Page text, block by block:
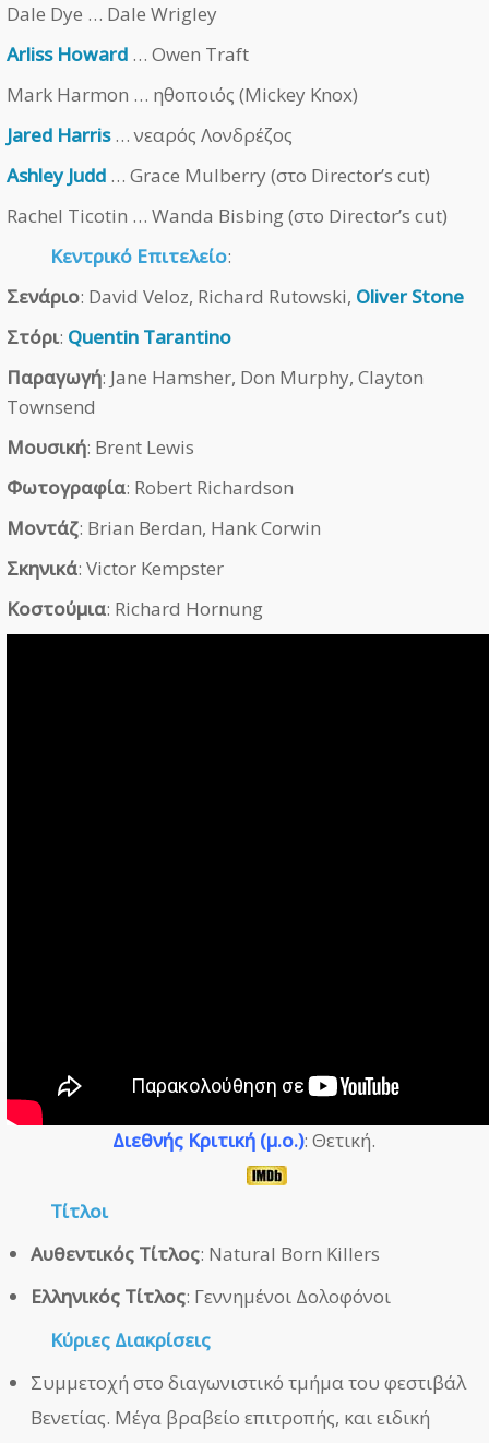
Dale Dye … Dale Wrigley
Arliss Howard … Owen Traft
Mark Harmon … ηθοποιός (Mickey Knox)
Jared Harris… νεαρός Λονδρέζος
Ashley Judd … Grace Mulberry (στο Director’s cut)
Rachel Ticotin … Wanda Bisbing (στο Director’s cut)
Κεντρικό Επιτελείο:
Σενάριο: David Veloz, Richard Rutowski, Oliver Stone
Στόρι: Quentin Tarantino
Παραγωγή: Jane Hamsher, Don Murphy, Clayton
Townsend
Μουσική: Brent Lewis
Φωτογραφία: Robert Richardson
Μοντάζ: Brian Berdan, Hank Corwin
Σκηνικά: Victor Kempster
Κοστούμια: Richard Hornung
Διεθνής Κριτική (μ.ο.): Θετική.
Τίτλοι
Αυθεντικός Τίτλος: Natural Born Killers
Ελληνικός Τίτλος: Γεννημένοι Δολοφόνοι
Κύριες Διακρίσεις
Συμμετοχή στο διαγωνιστικό τμήμα του φεστιβάλ
Βενετίας. Μέγα βραβείο επιτροπής, και ειδική